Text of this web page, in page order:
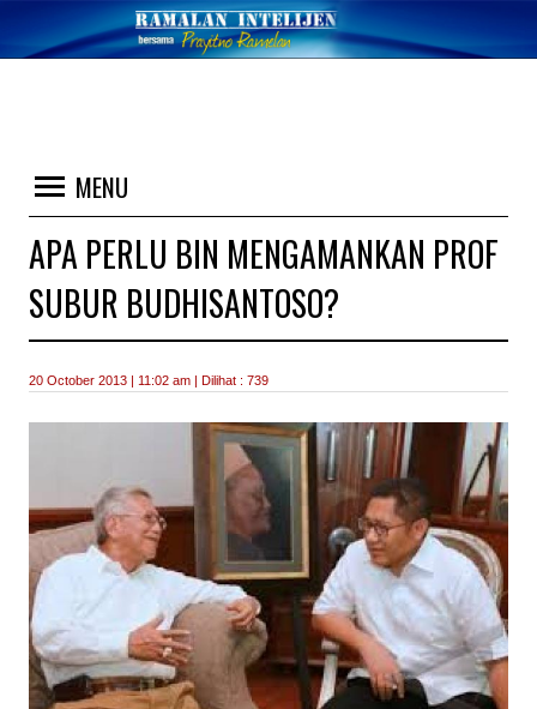
MENU
APA PERLU BIN MENGAMANKAN PROF
SUBUR BUDHISANTOSO?
20 October 2013 | 11:02 am | Dilihat : 739